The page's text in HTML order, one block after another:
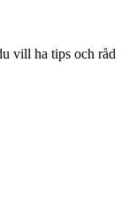
vill ha tips och råd